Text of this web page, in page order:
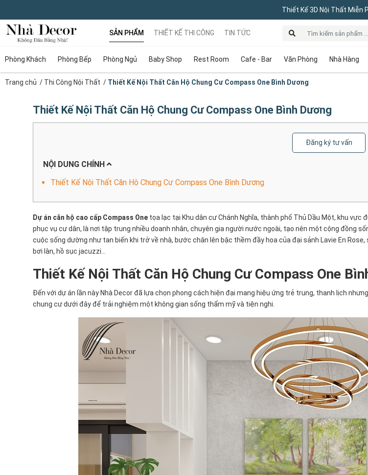
Thiết Kế 3D Nội Thất Miễn
SẢN PHẨM
Phòng Khách Phòng Bếp Phòng Ngủ Baby Shop Rest Room Cafe - Bar Văn Phòng Nhà Hàng
THIẾT KẾ THI CÔNG TIN TỨC
Trang chủ / Thi Công Nội Thất / Thiết Kế Nội Thất Căn Hộ Chung Cư Compass One Bình Dương
Thiết Kế Nội Thất Căn Hộ Chung Cư Compass One Bình Dương
Đăng ký tư vấn
NỘI DUNG CHÍNH
Thiết Kế Nội Thất Căn Hộ Chung Cư Compass One Bình Dương
Dự án căn hộ cao cấp Compass One tọa lạc tại Khu dân cư Chánh Nghĩa, thành phố Thủ Dầu Một, khu
phục vụ cư dân, là nơi tập trung nhiều doanh nhân, chuyên gia người nước ngoài, tạo nên một cộng đồng
cuộc sống dường như tan biến khi trở về nhà, bước chân lên bậc thềm đầy hoa của đại sảnh Lavie En
bơi làn, hồ sục jacuzzi…
Thiết Kế Nội Thất Căn Hộ Chung Cư Compass One
Đến với dự án lần này Nhà Decor đã lựa chọn phong cách hiện đại mang hiệu ứng trẻ trung, thanh lịch
chung cư dưới đây để trải nghiệm một không gian sống thẩm mỹ và tiện nghi.